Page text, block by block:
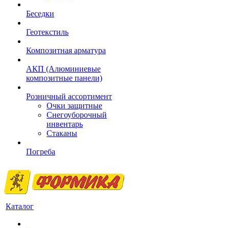
Беседки
Геотекстиль
Композитная арматура
АКП (Алюминиевые
композитные панели)
Розничный ассортимент
Очки защитные
Снегоуборочный
инвентарь
Стаканы
Погреба
Каталог